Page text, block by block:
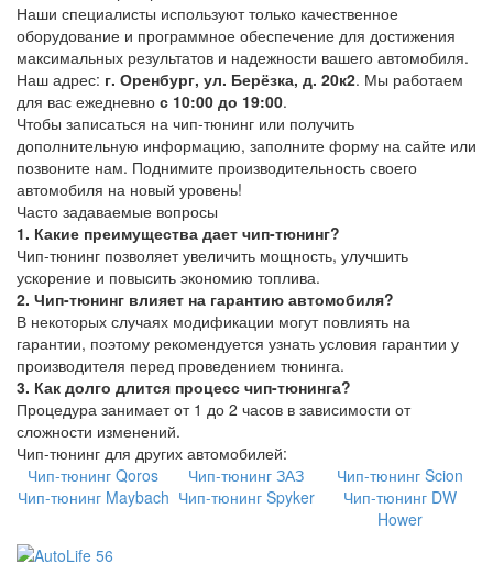
Наши специалисты используют только качественное
оборудование и программное обеспечение для достижения
максимальных результатов и надежности вашего автомобиля.
Наш адрес: г. Оренбург, ул. Берёзка, д. 20к2. Мы работаем
для вас ежедневно с 10:00 до 19:00.
Чтобы записаться на чип-тюнинг или получить
дополнительную информацию, заполните форму на сайте или
позвоните нам. Поднимите производительность своего
автомобиля на новый уровень!
Часто задаваемые вопросы
1. Какие преимущества дает чип-тюнинг?
Чип-тюнинг позволяет увеличить мощность, улучшить
ускорение и повысить экономию топлива.
2. Чип-тюнинг влияет на гарантию автомобиля?
В некоторых случаях модификации могут повлиять на
гарантии, поэтому рекомендуется узнать условия гарантии у
производителя перед проведением тюнинга.
3. Как долго длится процесс чип-тюнинга?
Процедура занимает от 1 до 2 часов в зависимости от
сложности изменений.
Чип-тюнинг для других автомобилей:
Чип-тюнинг Qoros
Чип-тюнинг ЗАЗ
Чип-тюнинг Scion
Чип-тюнинг Maybach Чип-тюнинг Spyker
Чип-тюнинг DW
Hower